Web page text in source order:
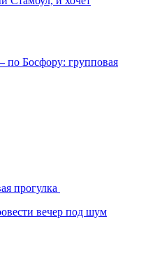
прогулка
вечер под шум